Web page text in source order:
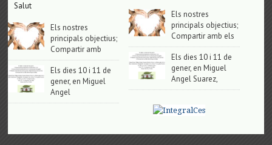
Salut
Els nostres
principals objectius;
Compartir amb
Els dies 10 i 11 de
gener, en Miguel
Angel
Els nostres
principals objectius;
Compartir amb els
Els dies 10 i 11 de
gener, en Miguel
Angel Suarez,